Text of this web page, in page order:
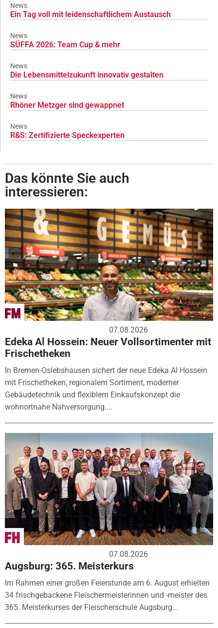
News
Ein Tag voll mit leidenschaftlichem Austausch
News
SÜFFA 2026: Team Cup & mehr
News
Die Lebensmittelzukunft innovativ gestalten
News
Rhöner Metzger sind gewappnet
News
R&S: Zertifizierte Speckexperten
Das könnte Sie auch
interessieren:
07.08.2026
Edeka Al Hossein: Neuer Vollsortimenter mit
Frischetheken
In Bremen-Oslebshausen sichert der neue Edeka Al Hossein
mit Frischetheken, regionalem Sortiment, moderner
Gebäudetechnik und flexiblem Einkaufskonzept die
wohnortnahe Nahversorgung....
07.08.2026
Augsburg: 365. Meisterkurs
Im Rahmen einer großen Feierstunde am 6. August erhielten
34 frischgebackene Fleischermeisterinnen und -meister des
365. Meisterkurses der Fleischerschule Augsburg...